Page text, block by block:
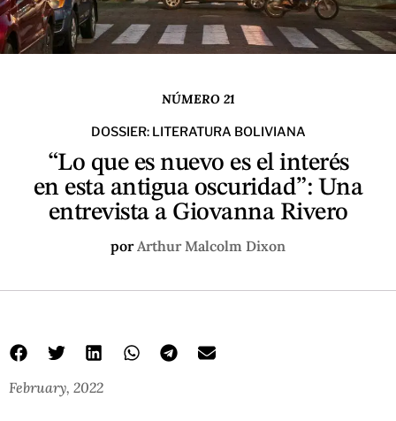
NÚMERO 21
DOSSIER: LITERATURA BOLIVIANA
“Lo que es nuevo es el interés
en esta antigua oscuridad”: Una
entrevista a Giovanna Rivero
por Arthur Malcolm Dixon
February, 2022